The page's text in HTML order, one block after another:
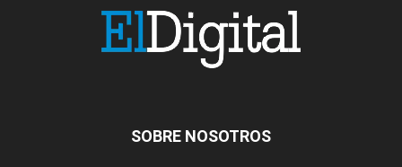
SOBRE NOSOTROS